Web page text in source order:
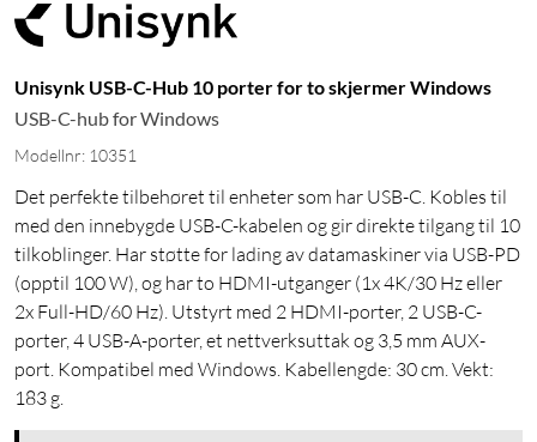
Unisynk USB-C-Hub 10 porter for to skjermer Windows
USB-C-hub for Windows
Modellnr: 10351
Det perfekte tilbehøret til enheter som har USB-C. Kobles til
med den innebygde USB-C-kabelen og gir direkte tilgang til 10
tilkoblinger. Har støtte for lading av datamaskiner via USB-PD
(opptil 100 W), og har to HDMI-utganger (1x 4K/30 Hz eller
2x Full-HD/60 Hz). Utstyrt med 2 HDMI-porter, 2 USB-C-
porter, 4 USB-A-porter, et nettverksuttak og 3,5 mm AUX-
port. Kompatibel med Windows. Kabellengde: 30 cm. Vekt:
183 g.